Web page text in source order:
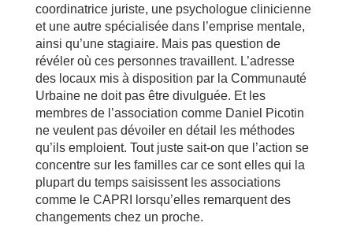
coordinatrice juriste, une psychologue clinicienne
et une autre spécialisée dans l’emprise mentale,
ainsi qu’une stagiaire. Mais pas question de
révéler où ces personnes travaillent. L’adresse
des locaux mis à disposition par la Communauté
Urbaine ne doit pas être divulguée. Et les
membres de l’association comme Daniel Picotin
ne veulent pas dévoiler en détail les méthodes
qu’ils emploient. Tout juste sait-on que l’action se
concentre sur les familles car ce sont elles qui la
plupart du temps saisissent les associations
comme le CAPRI lorsqu’elles remarquent des
changements chez un proche.